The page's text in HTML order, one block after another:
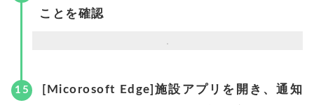
ことを確認
[Micorosoft Edge]施設アプリを開き、通知